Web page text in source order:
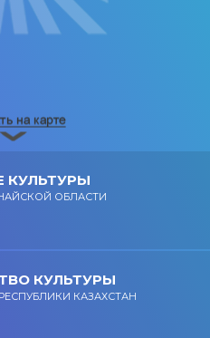
КУЛЬТУРЫ
ОБЛАСТИ
КУЛЬТУРЫ
КАЗАХСТАН